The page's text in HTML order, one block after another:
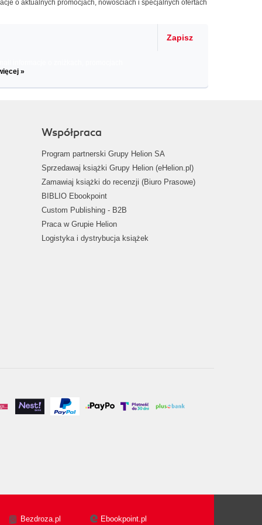
o aktualnych promocjach, nowościach i specjalnych ofertach
Zapisz
»
Współpraca
Program partnerski Grupy Helion SA
Sprzedawaj książki Grupy Helion (eHelion.pl)
Zamawiaj książki do recenzji (Biuro Prasowe)
BIBLIO Ebookpoint
Custom Publishing - B2B
Praca w Grupie Helion
Logistyka i dystrybucja książek
Bezdroza.pl Ebookpoint.pl